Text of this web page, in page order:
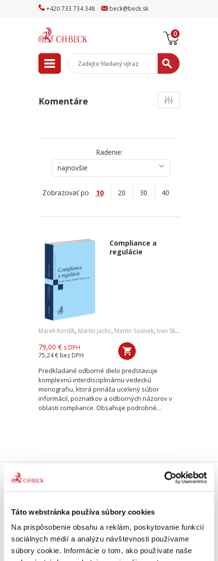
Táto webstránka používa súbory cookies
Na prispôsobenie obsahu a reklám, poskytovanie funkcií
sociálnych médií a analýzu návštevnosti používame
súbory cookie. Informácie o tom, ako používate naše
+420733 734348 beck@beck.sk
0
Komentáre
Radenie:
najnovšie
Zobrazovať po 10 20 30 40
Compliance a
regulácie
Marek Kordík, Martin Jacko, Martin Sasinek, Ivan Skaloš
79,00 € s DPH
75,24 € bez DPH
Predkladané odborné dielo predstavuje
komplexnú interdisciplinárnu vedeckú
monografiu, ktorá prináša ucelený súbor
informácií, poznatkov a odborných názorov v
oblasti compliance. Obsahuje podrobné...
Doprava zdarma
pri nákupu nad 99 €.
Tradičné nakladateľstvo
Pôsobíme na trhu už viac ako 11
rokov.